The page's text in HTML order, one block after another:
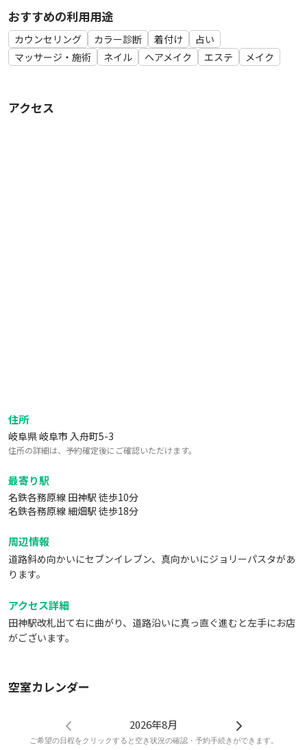
おすすめの利用用途
カウンセリング カラー診断 着付け
占い
マッサージ・施術
ネイル ヘアメイク エステ メイク
アクセス
住所
岐阜県 岐阜市 入舟町5-3
住所の詳細は、予約確定後にご確認いただけます。
最寄り駅
名鉄各務原線 田神駅 徒歩10分
名鉄各務原線 細畑駅 徒歩18分
周辺情報
道路斜め向かいにセブンイレブン、真向かいにジョリーパスタがあ
ります。
アクセス詳細
田神駅改札出て右に曲がり、道路沿いに真っ直ぐ進むと左手にお店
がございます。
空室カレンダー
2026年8月
ご希望の日程をクリックすると空き状況の確認・予約手続きができます。